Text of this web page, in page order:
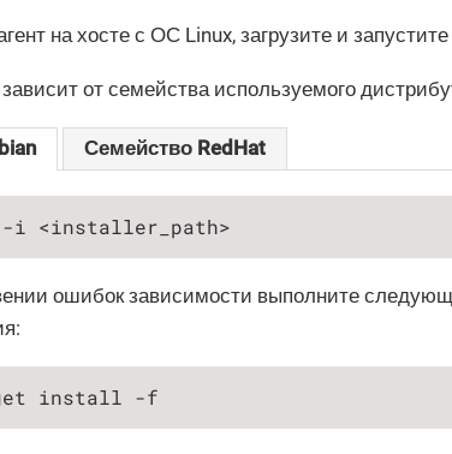
на хосте с ОС Linux, загрузите и
от семейства используемого
Семейство RedHat
-i <installer_path>
ошибок зависимости выполните
install -f